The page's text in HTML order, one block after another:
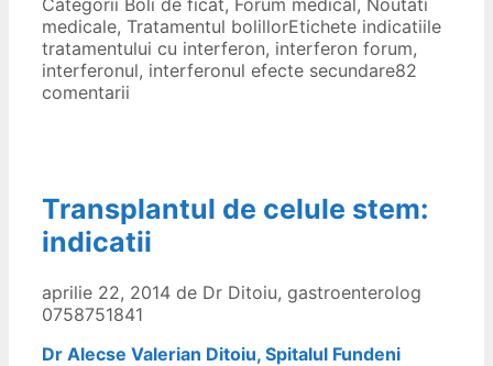
Categorii Boli de ficat, Forum medical, Noutati
medicale, Tratamentul bolillorEtichete indicatiile
tratamentului cu interferon, interferon forum,
interferonul, interferonul efecte secundare82
comentarii
Transplantul de celule stem:
indicatii
aprilie 22, 2014 de Dr Ditoiu, gastroenterolog
0758751841
Dr Alecse Valerian Ditoiu, Spitalul Fundeni